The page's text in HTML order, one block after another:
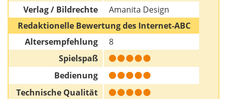
Verlag / Bildrechte
Amanita Design
Redaktionelle Bewertung des Internet-ABC
Altersempfehlung
8
Spielspaß
Bedienung
Technische Qualität